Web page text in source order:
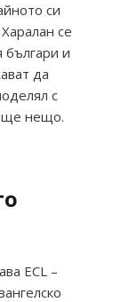
си
се
българи и
да
с
нещо.
ECL –